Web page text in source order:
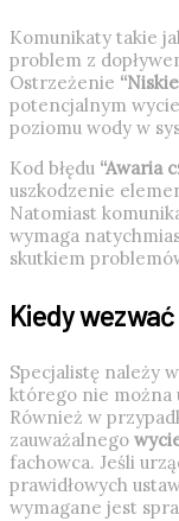
Komunikaty takie
problem z
Ostrzeżenie
potencjalnym
poziomu wody w
Kod błędu “Awaria
uszkodzenie
Natomiast
wymaga
skutkiem
Kiedy
Specjalistę należy
którego nie można
Również w
zauważalnego
fachowca. Jeśli
prawidłowych
wymagane jest